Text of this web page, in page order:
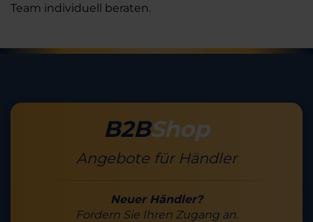
Team individuell beraten.
B2BShop
Angebote für Händler
Neuer Händler?
Fordern Sie Ihren Zugang an.